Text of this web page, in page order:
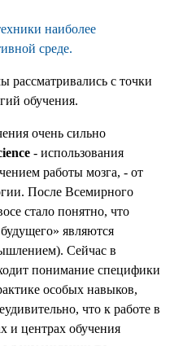
наиболее
среде.
рассматривались с точки
обучения.
очень сильно
- использования
работы мозга, - от
После Всемирного
стало понятно, что
являются
Сейчас в
понимание специфики
особых навыков,
что к работе в
и центрах обучения